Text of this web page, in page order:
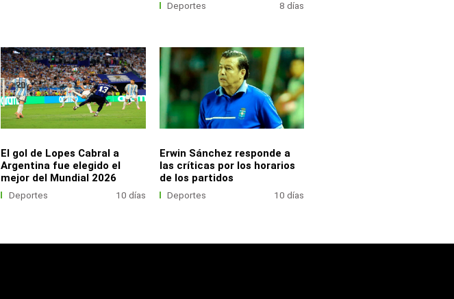
Deportes 8 días
El gol de Lopes Cabral a
Argentina fue elegido el
mejor del Mundial 2026
Deportes 10 días
Erwin Sánchez responde a
las críticas por los horarios
de los partidos
Deportes 10 días